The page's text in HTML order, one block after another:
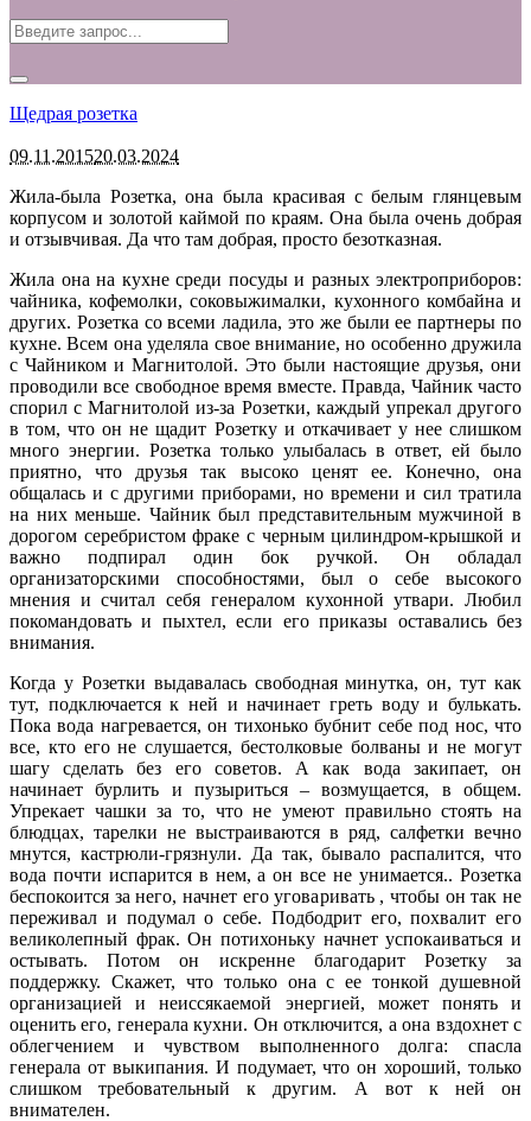
Щедрая розетка
09.11.201520.03.2024
Жила-была Розетка, она была красивая с белым глянцевым
корпусом и золотой каймой по краям. Она была очень добрая
и отзывчивая. Да что там добрая, просто безотказная.
Жила она на кухне среди посуды и разных электроприборов:
чайника, кофемолки, соковыжималки, кухонного комбайна и
других. Розетка со всеми ладила, это же были ее партнеры по
кухне. Всем она уделяла свое внимание, но особенно дружила
с Чайником и Магнитолой. Это были настоящие друзья, они
проводили все свободное время вместе. Правда, Чайник часто
спорил с Магнитолой из-за Розетки, каждый упрекал другого
в том, что он не щадит Розетку и откачивает у нее слишком
много энергии. Розетка только улыбалась в ответ, ей было
приятно, что друзья так высоко ценят ее. Конечно, она
общалась и с другими приборами, но времени и сил тратила
на них меньше. Чайник был представительным мужчиной в
дорогом серебристом фраке с черным цилиндром-крышкой и
важно подпирал один бок ручкой. Он обладал
организаторскими способностями, был о себе высокого
мнения и считал себя генералом кухонной утвари. Любил
покомандовать и пыхтел, если его приказы оставались без
внимания.
Когда у Розетки выдавалась свободная минутка, он, тут как
тут, подключается к ней и начинает греть воду и булькать.
Пока вода нагревается, он тихонько бубнит себе под нос, что
все, кто его не слушается, бестолковые болваны и не могут
шагу сделать без его советов. А как вода закипает, он
начинает бурлить и пузыриться – возмущается, в общем.
Упрекает чашки за то, что не умеют правильно стоять на
блюдцах, тарелки не выстраиваются в ряд, салфетки вечно
мнутся, кастрюли-грязнули. Да так, бывало распалится, что
вода почти испарится в нем, а он все не унимается.. Розетка
беспокоится за него, начнет его уговаривать , чтобы он так не
переживал и подумал о себе. Подбодрит его, похвалит его
великолепный фрак. Он потихоньку начнет успокаиваться и
остывать. Потом он искренне благодарит Розетку за
поддержку. Скажет, что только она с ее тонкой душевной
организацией и неиссякаемой энергией, может понять и
оценить его, генерала кухни. Он отключится, а она вздохнет с
облегчением и чувством выполненного долга: спасла
генерала от выкипания. И подумает, что он хороший, только
слишком требовательный к другим. А вот к ней он
внимателен.